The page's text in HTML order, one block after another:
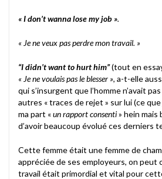
« I don’t wanna lose my job ».
« Je ne veux pas perdre mon travail. »
“I didn’t want to hurt him”(tout en
« Je ne voulais pas le blesser », a-t-elle
qui s’insurgent que l’homme n’avait
autres « traces de rejet » sur lui (ce que
ma part «un rapport consenti» hein mais
d’avoir beaucoup évolué ces derniers
Cette femme était une femme de
appréciée de ses employeurs, on peut
travail était primordial et vital pour